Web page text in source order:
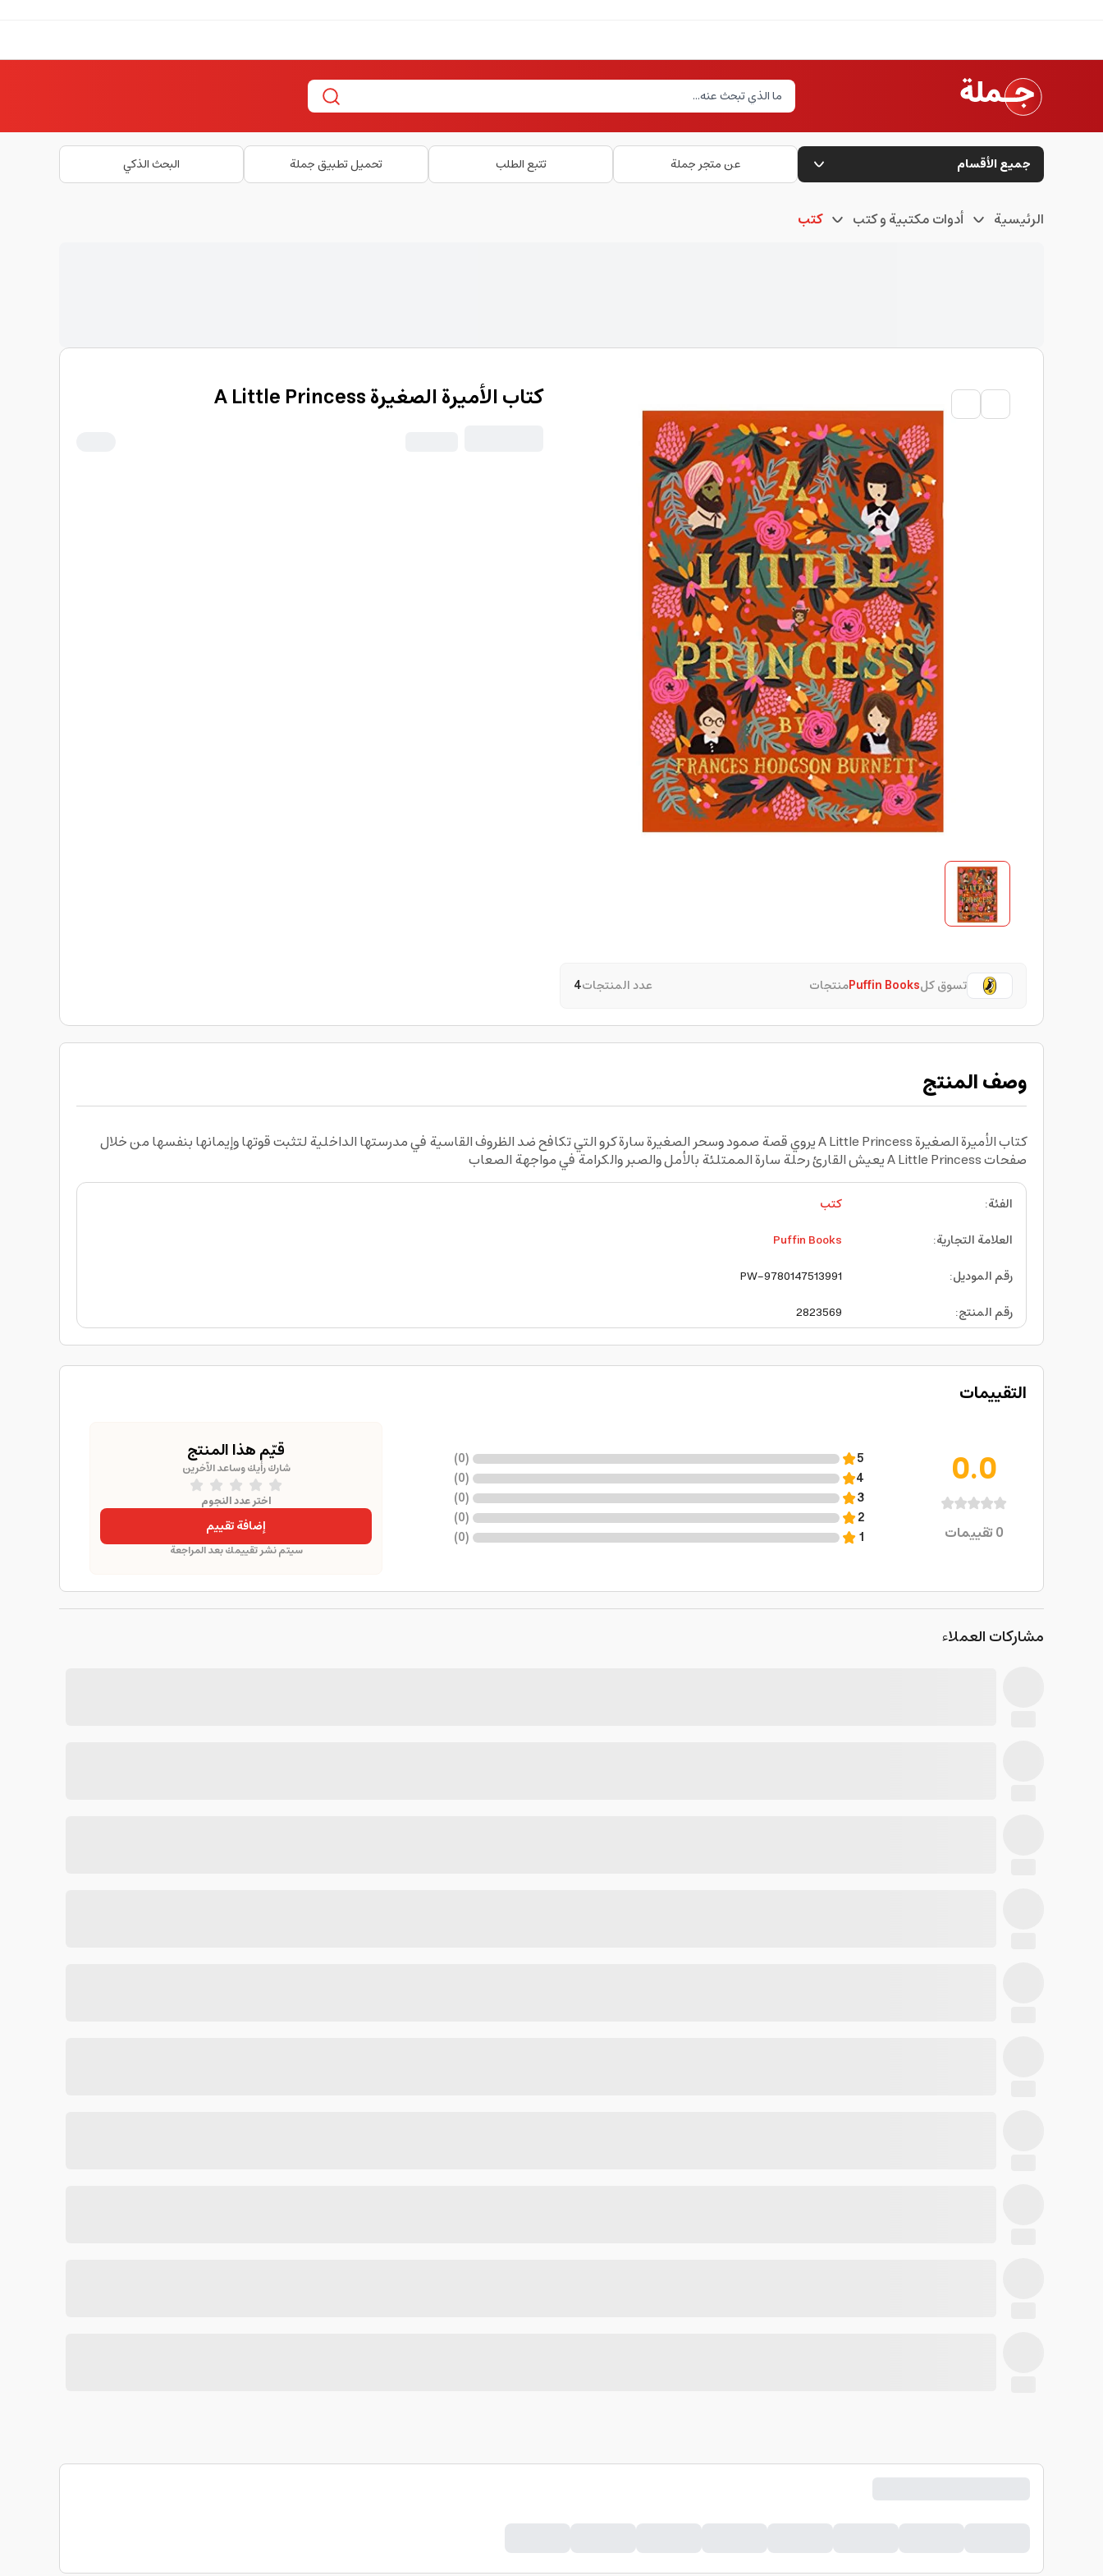
جميع الأقسام عن متجر جملة تتبع الطلب تحميل تطبيق جملة البحث الذكي
الرئيسية أدوات مكتبية و كتب كتب
تسوق كلPuffin Booksمنتجات عدد المنتجات4
كتاب الأميرة الصغيرة A Little Princess
وصف المنتج
كتاب الأميرة الصغيرة A Little Princess يروي قصة صمود وسحر الصغيرة سارة كرو التي تكافح ضد الظروف القاسية في مدرستها الداخلية لتثبت قوتها وإيمانها بنفسها من خلال
صفحات A Little Princess يعيش القارئ رحلة سارة الممتلئة بالأمل والصبر والكرامة في مواجهة الصعاب
الفئة:
كتب
العلامة التجارية:
Puffin Books
رقم الموديل:
PW-9780147513991
رقم المنتج:
2823569
التقييمات
0.0
0تقييمات
5
(
0
)
4
(
0
)
3
(
0
)
2
(
0
)
1
(
0
)
قيّم هذا المنتج
شارك رأيك وساعد الآخرين
اختر عدد النجوم
إضافة تقييم
سيتم نشر تقييمك بعد المراجعة
مشاركات العملاء